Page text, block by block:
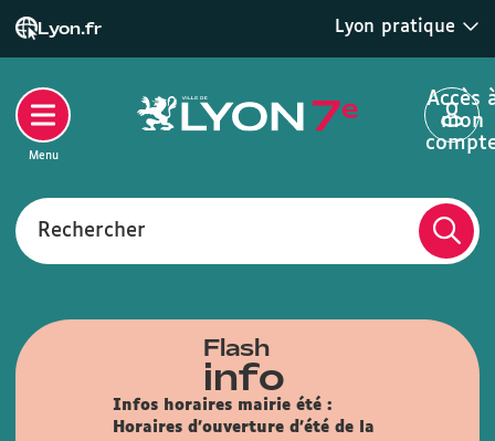
Lyon.fr Lyon pratique
Rechercher
Accès
mon
Menu
Flash
info
Infos horaires mairie été :
Horaires d'ouverture d'été de la